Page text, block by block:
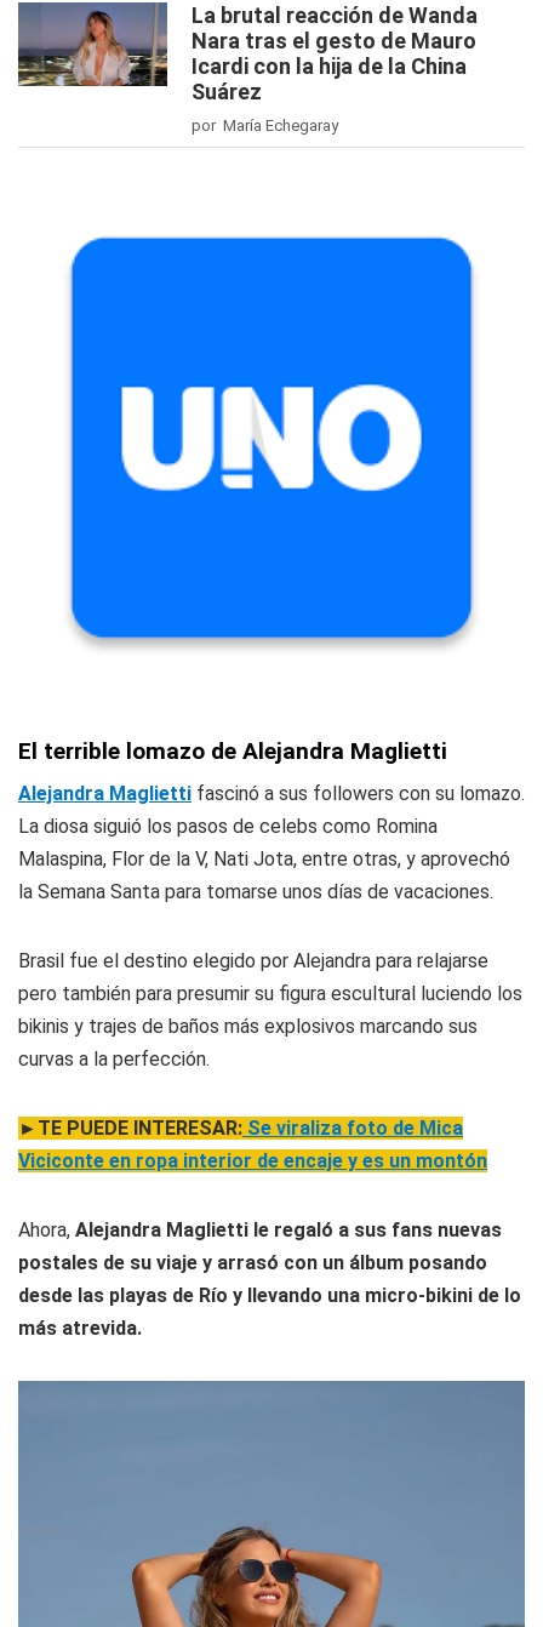
La brutal reacción de Wanda
Nara tras el gesto de Mauro
Icardi con la hija de la China
Suárez
por María Echegaray
El terrible lomazo de Alejandra Maglietti
Alejandra Maglietti fascinó a sus followers con su lomazo.
La diosa siguió los pasos de celebs como Romina
Malaspina, Flor de la V, Nati Jota, entre otras, y aprovechó
la Semana Santa para tomarse unos días de vacaciones.
Brasil fue el destino elegido por Alejandra para relajarse
pero también para presumir su figura escultural luciendo los
bikinis y trajes de baños más explosivos marcando sus
curvas a la perfección.
►TE PUEDE INTERESAR: Se viraliza foto de Mica
Viciconte en ropa interior de encaje y es un montón
Ahora, Alejandra Maglietti le regaló a sus fans nuevas
postales de su viaje y arrasó con un álbum posando
desde las playas de Río y llevando una micro-bikini de lo
más atrevida.